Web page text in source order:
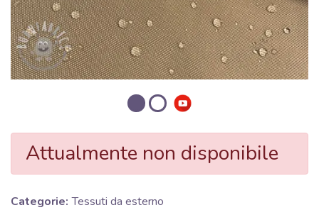
Attualmente non disponibile
Categorie: Tessuti da esterno